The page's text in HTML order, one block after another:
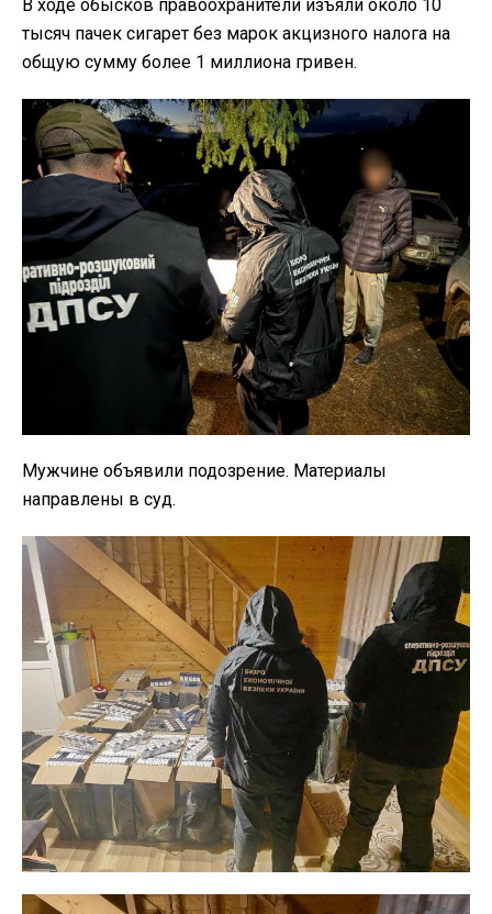
В ходе обысков правоохранители изъяли около 10
тысяч пачек сигарет без марок акцизного налога на
общую сумму более 1 миллиона гривен.
Мужчине объявили подозрение. Материалы
направлены в суд.